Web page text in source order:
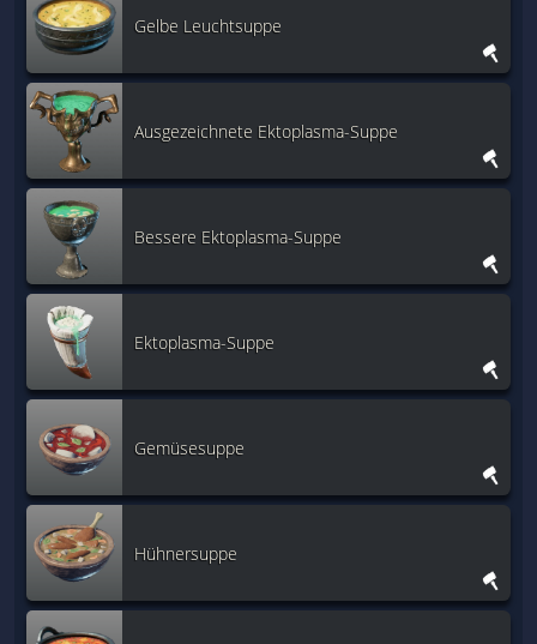
Gelbe Leuchtsuppe
Ausgezeichnete Ektoplasma-Suppe
Bessere Ektoplasma-Suppe
Ektoplasma-Suppe
Gemüsesuppe
Hühnersuppe